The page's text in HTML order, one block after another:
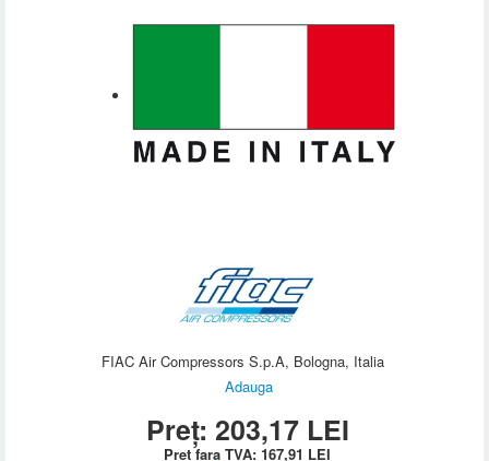
FIAC Air Compressors S.p.A, Bologna, Italia
Adauga
Preț: 203,17 LEI
Pret fara TVA:167,91 LEI